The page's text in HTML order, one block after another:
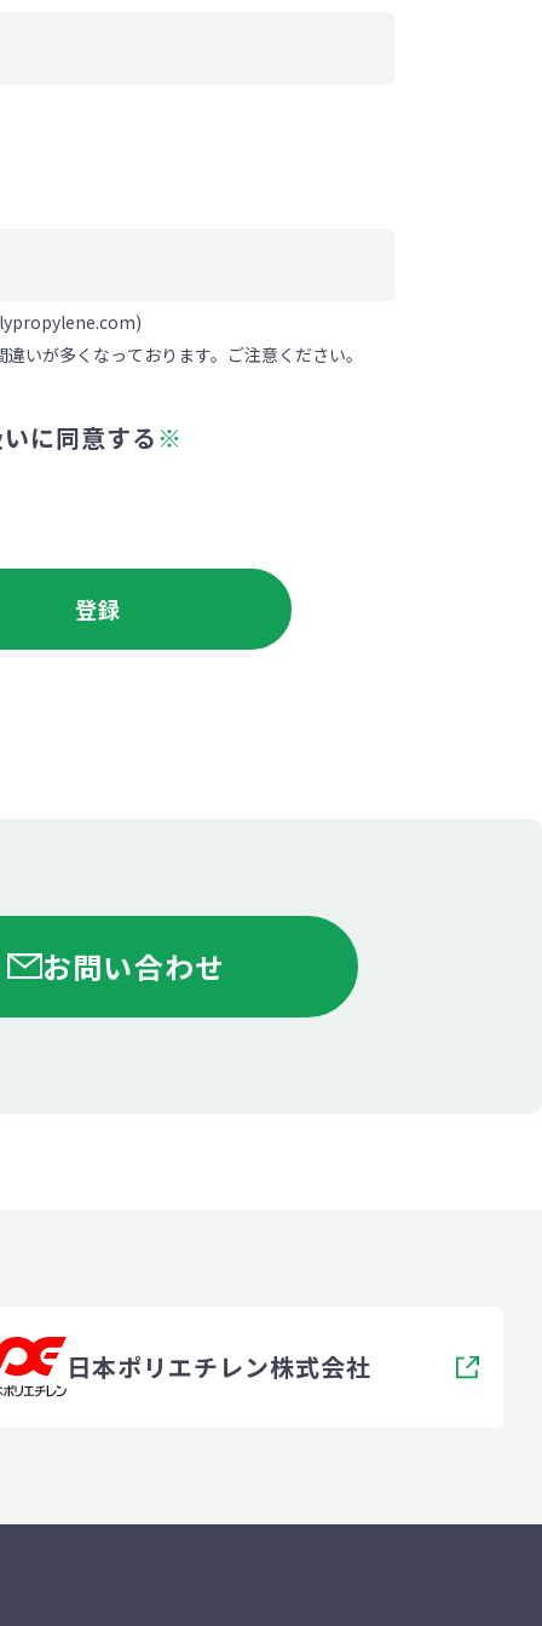
いが多くなっております。ご注意ください。
に同意する※
お問い合わせ
日本ポリエチレン株式会社